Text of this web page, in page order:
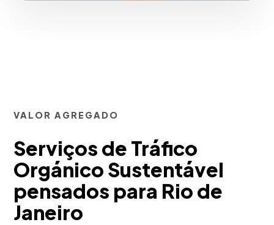
VALOR AGREGADO
Serviços de Tráfico
Orgánico Sustentável
pensados para Rio de
Janeiro